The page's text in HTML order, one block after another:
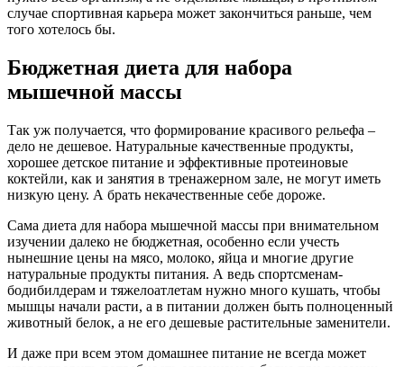
случае спортивная карьера может закончиться раньше, чем
того хотелось бы.
Бюджетная диета для набора
мышечной массы
Так уж получается, что формирование красивого рельефа –
дело не дешевое. Натуральные качественные продукты,
хорошее детское питание и эффективные протеиновые
коктейли, как и занятия в тренажерном зале, не могут иметь
низкую цену. А брать некачественные себе дороже.
Сама диета для набора мышечной массы при внимательном
изучении далеко не бюджетная, особенно если учесть
нынешние цены на мясо, молоко, яйца и многие другие
натуральные продукты питания. А ведь спортсменам-
бодибилдерам и тяжелоатлетам нужно много кушать, чтобы
мышцы начали расти, а в питании должен быть полноценный
животный белок, а не его дешевые растительные заменители.
И даже при всем этом домашнее питание не всегда может